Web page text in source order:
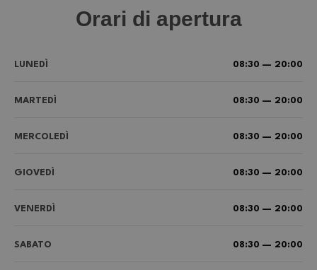
Orari di apertura
LUNEDÌ 08:30 — 20:00
MARTEDÌ 08:30 — 20:00
MERCOLEDÌ 08:30 — 20:00
GIOVEDÌ 08:30 — 20:00
VENERDÌ 08:30 — 20:00
SABATO 08:30 — 20:00